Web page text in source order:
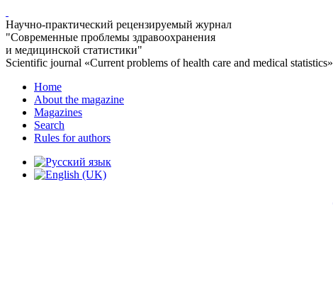
Научно-практический рецензируемый журнал
"Современные проблемы здравоохранения
и медицинской статистики"
Scientific journal «Current problems of health care and medical statistics»
Home
About the magazine
Magazines
Search
Rules for authors